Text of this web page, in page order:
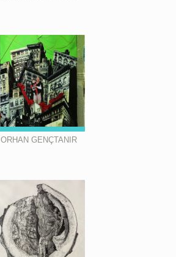
ORHAN GENÇTANIR